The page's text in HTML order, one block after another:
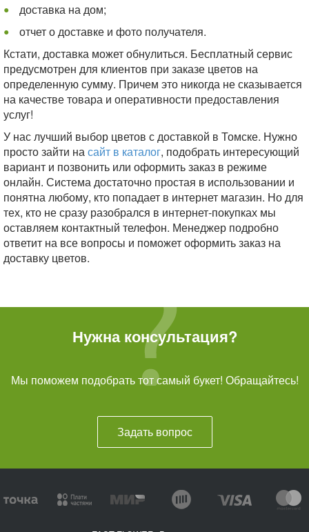
доставка на дом;
отчет о доставке и фото получателя.
Кстати, доставка может обнулиться. Бесплатный сервис
предусмотрен для клиентов при заказе цветов на
определенную сумму. Причем это никогда не сказывается
на качестве товара и оперативности предоставления
услуг!
У нас лучший выбор цветов с доставкой в Томске. Нужно
просто зайти насайт в каталог, подобрать интересующий
вариант и позвонить или оформить заказ в режиме
онлайн. Система достаточно простая в использовании и
понятна любому, кто попадает в интернет магазин. Но для
тех, кто не сразу разобрался в интернет-покупках мы
оставляем контактный телефон. Менеджер подробно
ответит на все вопросы и поможет оформить заказ на
доставку цветов.
Нужна консультация?
Мы поможем подобрать тот самый букет! Обращайтесь!
Задать вопрос